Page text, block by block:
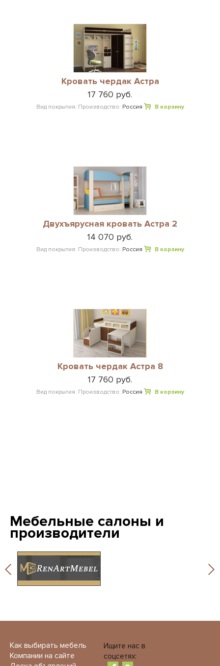
Кровать чердак Астра
17 760 руб.
Вид покрытия: Производство: Россия В корзину
Двухъярусная кровать Астра 2
14 070 руб.
Вид покрытия: Производство: Россия В корзину
Кровать чердак Астра 8
17 760 руб.
Вид покрытия: Производство: Россия В корзину
Мебельные салоны и
производители
Как выбирать мебель
Компании на сайте
Ищите нас в
соцсетях: